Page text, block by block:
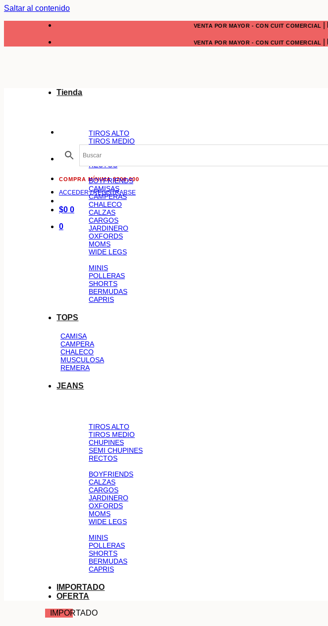
Saltar al contenido
VENTA POR MAYOR - CON CUIT COMERCIAL
VENTA POR MAYOR - CON CUIT COMERCIAL
COMPRA MÍNIMA $200.000
ACCEDER / REGISTRARSE
$0 0
0
Tienda
TIROS ALTO
TIROS MEDIO
SEMI CHUPINES
RECTOS
BOYFRIENDS
CAMISAS
CAMPERAS
CHALECO
CALZAS
CARGOS
JARDINERO
OXFORDS
MOMS
WIDE LEGS
MINIS
POLLERAS
SHORTS
BERMUDAS
CAPRIS
TOPS
CAMISA
CAMPERA
CHALECO
MUSCULOSA
REMERA
JEANS
TIROS ALTO
TIROS MEDIO
CHUPINES
SEMI CHUPINES
RECTOS
BOYFRIENDS
CALZAS
CARGOS
JARDINERO
OXFORDS
MOMS
WIDE LEGS
MINIS
POLLERAS
SHORTS
BERMUDAS
CAPRIS
IMPORTADO
OFERTA
IMPORTADO